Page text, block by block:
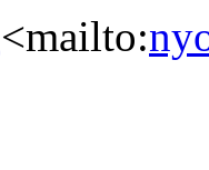
<mailto: